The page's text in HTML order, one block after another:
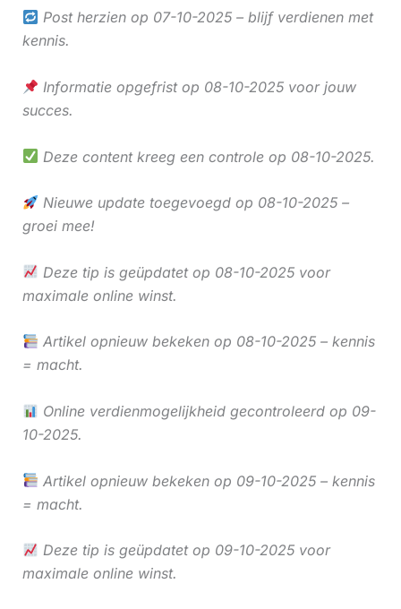
Post herzien op 07-10-2025 – blijf verdienen met
kennis.
Informatie opgefrist op 08-10-2025 voor jouw
succes.
Deze content kreeg een controle op 08-10-2025.
Nieuwe update toegevoegd op 08-10-2025 –
groei mee!
Deze tip is geüpdatet op 08-10-2025 voor
maximale online winst.
Artikel opnieuw bekeken op 08-10-2025 – kennis
= macht.
Online verdienmogelijkheid gecontroleerd op 09-
10-2025.
Artikel opnieuw bekeken op 09-10-2025 – kennis
= macht.
Deze tip is geüpdatet op 09-10-2025 voor
maximale online winst.